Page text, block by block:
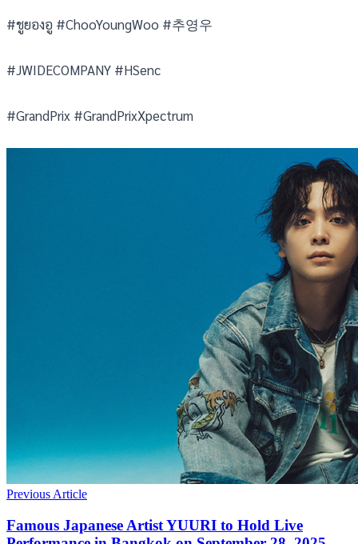
#ชูยองอู #ChooYoungWoo #추영우
#JWIDECOMPANY #HSenc
#GrandPrix #GrandPrixXpectrum
Previous Article
Famous Japanese Artist YUURI to Hold Live